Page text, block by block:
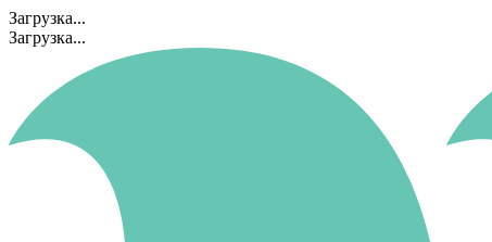
Загрузка...
Загрузка...